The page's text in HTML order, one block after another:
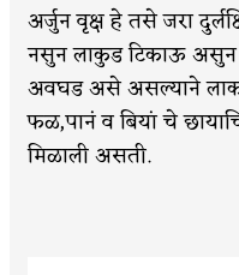
अर्जुन वृक्ष हे तसे जरा
नसुन लाकुड टिकाऊ असुन
अवघड असे असल्याने
फळ,पानं व बियां चे
मिळाली असती.